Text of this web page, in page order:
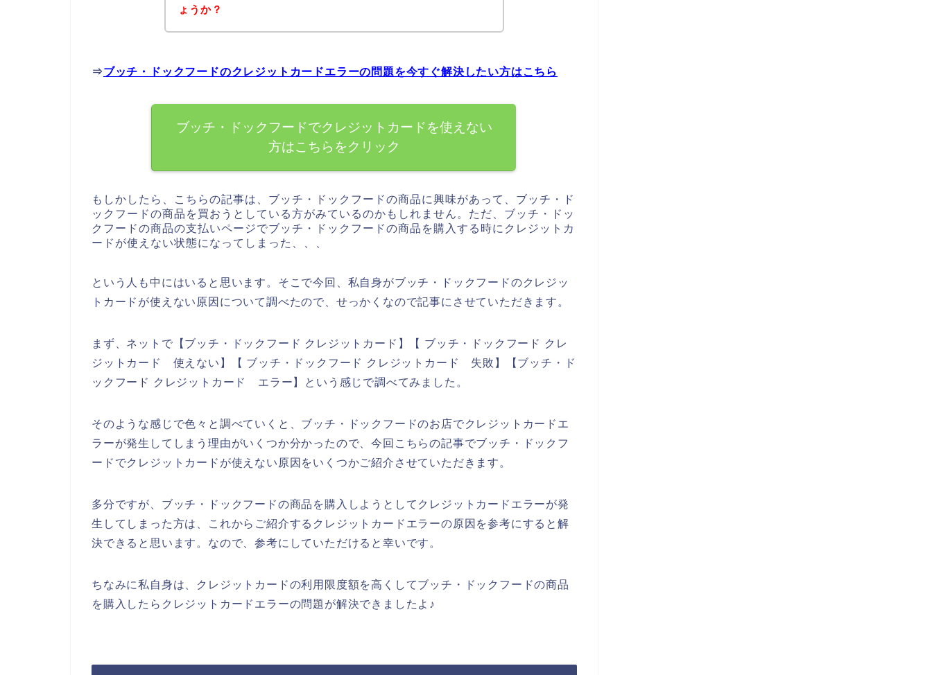
ょうか？
⇒ブッチ・ドックフードのクレジットカードエラーの問題を今すぐ解決したい方はこちら
ブッチ・ドックフードでクレジットカードを使えない
方はこちらをクリック
もしかしたら、こちらの記事は、ブッチ・ドックフードの商品に興味があって、ブッチ・ド
ックフードの商品を買おうとしている方がみているのかもしれません。ただ、ブッチ・ドッ
クフードの商品の支払いページでブッチ・ドックフードの商品を購入する時にクレジットカ
ードが使えない状態になってしまった、、、
という人も中にはいると思います。そこで今回、私自身がブッチ・ドックフードのクレジッ
トカードが使えない原因について調べたので、せっかくなので記事にさせていただきます。
まず、ネットで【ブッチ・ドックフード クレジットカード】【 ブッチ・ドックフード クレ
ジットカード 使えない】【 ブッチ・ドックフード クレジットカード 失敗】【ブッチ・ド
ックフード クレジットカード エラー】という感じで調べてみました。
そのような感じで色々と調べていくと、ブッチ・ドックフードのお店でクレジットカードエ
ラーが発生してしまう理由がいくつか分かったので、今回こちらの記事でブッチ・ドックフ
ードでクレジットカードが使えない原因をいくつかご紹介させていただきます。
多分ですが、ブッチ・ドックフードの商品を購入しようとしてクレジットカードエラーが発
生してしまった方は、これからご紹介するクレジットカードエラーの原因を参考にすると解
決できると思います。なので、参考にしていただけると幸いです。
ちなみに私自身は、クレジットカードの利用限度額を高くしてブッチ・ドックフードの商品
を購入したらクレジットカードエラーの問題が解決できましたよ♪